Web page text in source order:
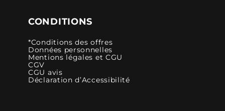
CONDITIONS
*Conditions des offres
Données personnelles
Mentions légales et CGU
CGV
CGU avis
Déclaration d’Accessibilité